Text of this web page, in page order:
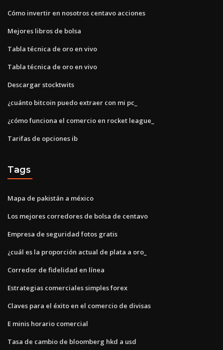
Cómo invertir en nosotros centavo acciones
Mejores libros de bolsa
Tabla técnica de oro en vivo
Tabla técnica de oro en vivo
Descargar stocktwits
¿cuánto bitcoin puedo extraer con mi pc_
¿cómo funciona el comercio en rocket league_
Tarifas de opciones ib
Tags
Mapa de pakistán a méxico
Los mejores corredores de bolsa de centavo
Empresa de seguridad fotos gratis
¿cuál es la proporción actual de plata a oro_
Corredor de fidelidad en línea
Estrategias comerciales simples forex
Claves para el éxito en el comercio de divisas
E minis horario comercial
Tasa de cambio de bloomberg hkd a usd